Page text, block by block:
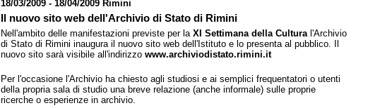
18/03/2009 - 18/04/2009 Rimini
Il nuovo sito web dell'Archivio di Stato di Rimini
Nell'ambito delle manifestazioni previste per la XI Settimana della Cultural'Archivio
di Stato di Rimini inaugura il nuovo sito web dell'Istituto e lo presenta al pubblico. Il
nuovo sito sarà visibile all'indirizzo www.archiviodistato.rimini.it
Per l'occasione l'Archivio ha chiesto agli studiosi e ai semplici frequentatori o utenti
della propria sala di studio una breve relazione (anche informale) sulle proprie
ricerche o esperienze in archivio.